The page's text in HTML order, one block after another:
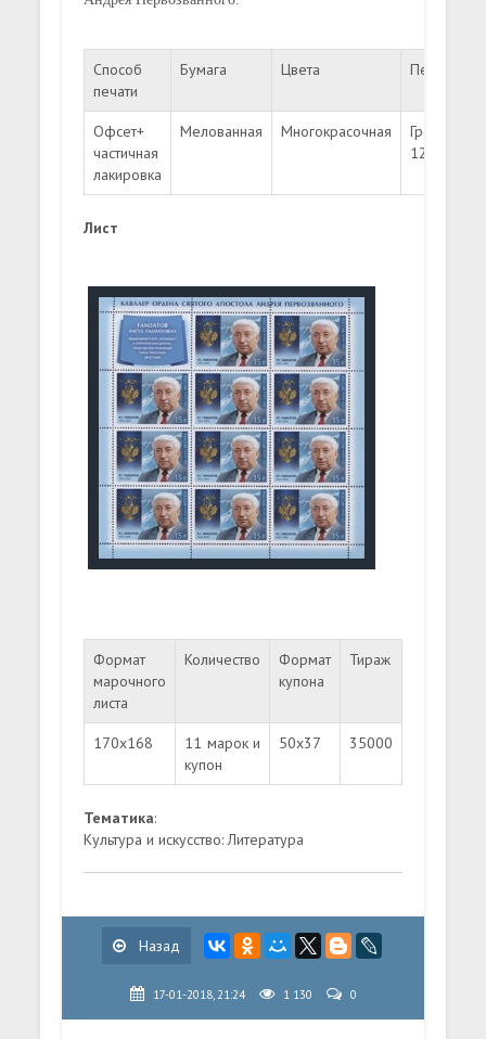
Способ
печати
Бумага Цвета
Офсет+
частичная
лакировка
Мелованная Многокрасочная
12:11 ½
Лист
Формат
марочного
листа
Количество
Формат
купона
Тираж
170х168
11 марок и
купон
50х37 35000
Тематика:
Культура и искусство: Литература
Назад
17-01-2018, 21:24 1 130 0